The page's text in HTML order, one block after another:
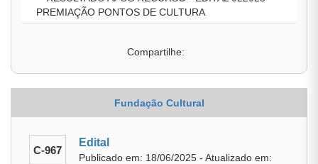
PREMIAÇÃO PONTOS DE CULTURA
Compartilhe:
Fundação Cultural
C-967
Edital
Publicado em: 18/06/2025 - Atualizado em: